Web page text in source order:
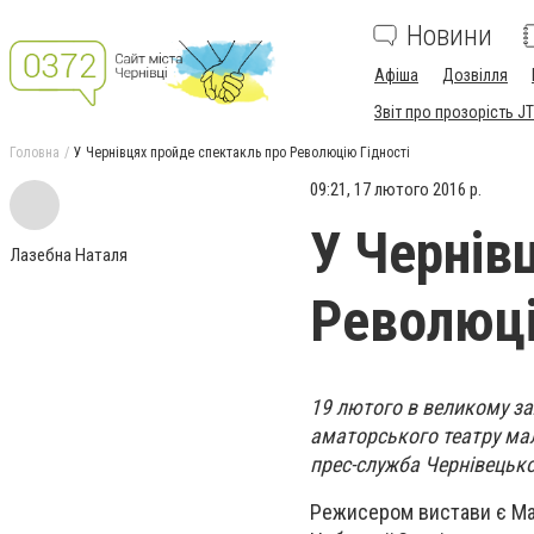
Новини
Афіша Дозвілля
Звіт про прозорість
Головна У Чернівцях пройде спектакль про Революцію Гідності
Лазебна Наталя
09:21, 17 лютого 2016 р.
У
19 лютого в великому
аматорського театру
прес-служба
Режисером вистави є